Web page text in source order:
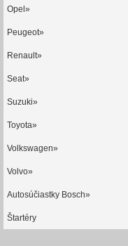
Opel»
Peugeot»
Renault»
Seat»
Suzuki»
Toyota»
Volkswagen»
Volvo»
Autosúčiastky Bosch»
Štartéry